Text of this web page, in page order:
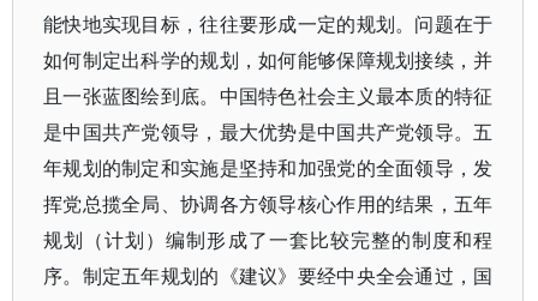
能快地实现目标，往往要形成一定的规划。问题在于
如何制定出科学的规划，如何能够保障规划接续，并
且一张蓝图绘到底。中国特色社会主义最本质的特征
是中国共产党领导，最大优势是中国共产党领导。五
年规划的制定和实施是坚持和加强党的全面领导，发
挥党总揽全局、协调各方领导核心作用的结果，五年
规划（计划）编制形成了一套比较完整的制度和程
序。制定五年规划的《建议》要经中央全会通过，国